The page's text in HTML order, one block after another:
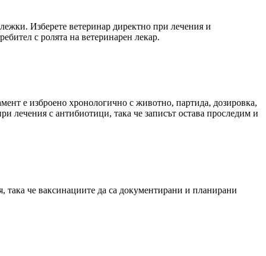
Изберете ветеринар директно при лечения и
с ролята на ветеринарен лекар.
е изброено хронологично с животно, партида, дозировка,
лечения с антибиотици, така че записът остава проследим и
така че ваксинациите да са документирани и планирани